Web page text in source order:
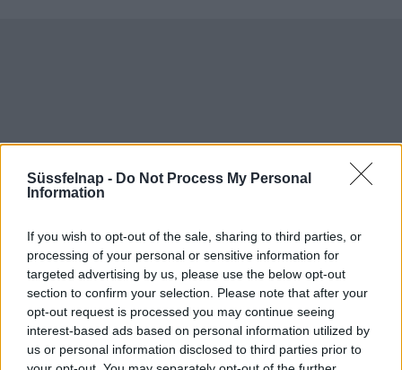
Süssfelnap - Do Not Process My Personal
Information
If you wish to opt-out of the sale, sharing to third parties, or
processing of your personal or sensitive information for
targeted advertising by us, please use the below opt-out
section to confirm your selection. Please note that after your
opt-out request is processed you may continue seeing
interest-based ads based on personal information utilized by
us or personal information disclosed to third parties prior to
Aktuális időjárás Óránkénti előrejelzés
30/60/90 napos előrejelzés
Vészjelzések, figyelmeztetések Orvosmeteorológia